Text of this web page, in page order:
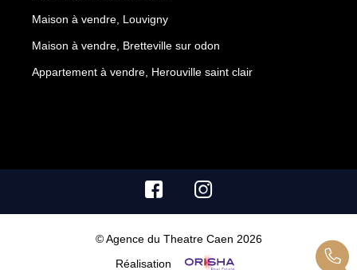
Maison à vendre, Louvigny
Maison à vendre, Bretteville sur odon
Appartement à vendre, Herouville saint clair
© Agence du Theatre Caen 2026
Réalisation